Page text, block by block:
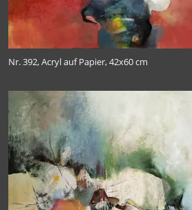
Nr. 392, Acryl auf Papier, 42x60 cm